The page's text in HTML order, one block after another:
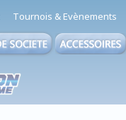
Tournois & Evènements